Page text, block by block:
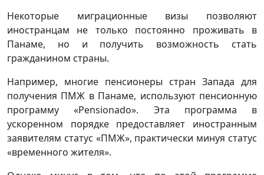
Некоторые миграционные визы позволяют
иностранцам не только постоянно проживать в
Панаме, но и получить возможность стать
гражданином страны.
Например, многие пенсионеры стран Запада для
получения ПМЖ в Панаме, используют пенсионную
программу «Pensionado». Эта программа в
ускоренном порядке предоставляет иностранным
заявителям статус «ПМЖ», практически минуя статус
«временного жителя».